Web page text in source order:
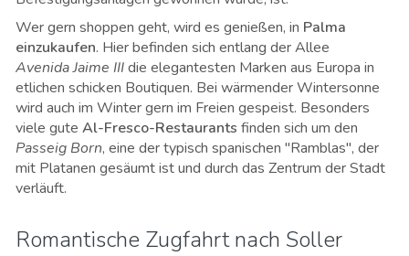
Wer gern shoppen geht, wird es genießen, in Palma
einzukaufen. Hier befinden sich entlang der Allee
Avenida Jaime IIIdie elegantesten Marken aus Europa in
etlichen schicken Boutiquen. Bei wärmender Wintersonne
wird auch im Winter gern im Freien gespeist. Besonders
viele gute Al-Fresco-Restaurants finden sich um den
Passeig Born, eine der typisch spanischen "Ramblas", der
mit Platanen gesäumt ist und durch das Zentrum der Stadt
verläuft.
Romantische Zugfahrt nach Soller